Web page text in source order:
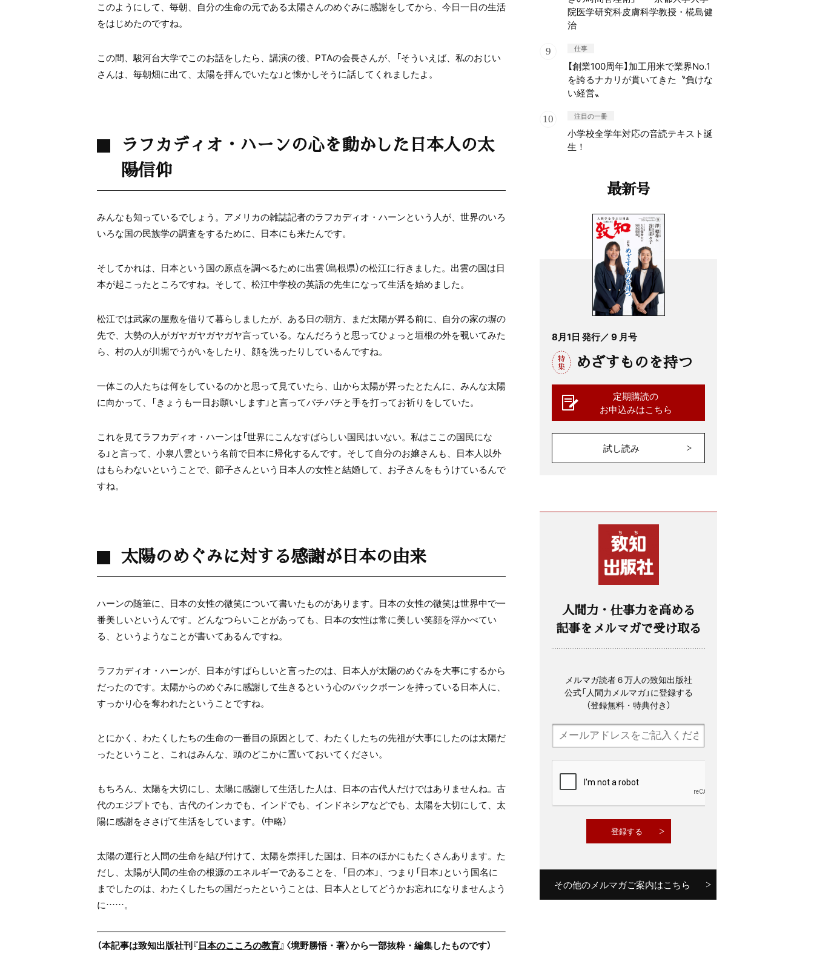
このようにして、毎朝、自分の生命の元である太陽さんのめぐみに感謝をしてから、今日一日の生活
をはじめたのですね。
この間、駿河台大学でこのお話をしたら、講演の後、 PTAの会長さんが、「そういえば、私のおじい
さんは、毎朝畑に出て、太陽を拝んでいたな」と懐かしそうに話してくれましたよ。
ラフカディオ・ハーンの心を動かした日本人の太
陽信仰
みんなも知っているでしょう。アメリカの雑誌記者のラフカディオ・ハーンという人が、世界のいろ
いろな国の民族学の調査をするために、日本にも来たんです。
そしてかれは、日本という国の原点を調べるために出雲（島根県）の松江に行きました。出雲の国は日
本が起こったところですね。そして、松江中学校の英語の先生になって生活を始めました。
松江では武家の屋敷を借りて暮らしましたが、ある日の朝方、まだ太陽が昇る前に、自分の家の塀の
先で、大勢の人がガヤガヤガヤガヤ言っている。なんだろうと思ってひょっと垣根の外を覗いてみた
ら、村の人が川堀でうがいをしたり、顔を洗ったりしているんですね。
一体この人たちは何をしているのかと思って見ていたら、山から太陽が昇ったとたんに、みんな太陽
に向かって、「きょうも一日お願いします」と言ってパチパチと手を打ってお祈りをしていた。
これを見てラフカディオ・ハーンは「世界にこんなすばらしい国民はいない。私はここの国民にな
る」と言って、小泉八雲という名前で日本に帰化するんです。そして自分のお嬢さんも、日本人以外
はもらわないということで、節子さんという日本人の女性と結婚して、お子さんをもうけているんで
すね。
太陽のめぐみに対する感謝が日本の由来
ハーンの随筆に、日本の女性の微笑について書いたものがあります。日本の女性の微笑は世界中で一
番美しいというんです。どんなつらいことがあっても、日本の女性は常に美しい笑顔を浮かべてい
る、というようなことが書いてあるんですね。
ラフカディオ・ハーンが、日本がすばらしいと言ったのは、日本人が太陽のめぐみを大事にするから
だったのです。太陽からのめぐみに感謝して生きるという心のバックボーンを持っている日本人に、
すっかり心を奪われたということですね。
とにかく、わたくしたちの生命の一番目の原因として、わたくしたちの先祖が大事にしたのは太陽だ
ったということ、これはみんな、頭のどこかに置いておいてください。
もちろん、太陽を大切にし、太陽に感謝して生活した人は、日本の古代人だけではありませんね。古
代のエジプトでも、古代のインカでも、インドでも、インドネシアなどでも、太陽を大切にして、太
陽に感謝をささげて生活をしています。（中略）
太陽の運行と人間の生命を結び付けて、太陽を崇拝した国は、日本のほかにもたくさんあります。た
だし、太陽が人間の生命の根源のエネルギーであることを、「日の本」、つまり「日本」という国名に
までしたのは、わたくしたちの国だったということは、日本人としてどうかお忘れになりませんよう
に……。
（本記事は致知出版社刊『日本のこころの教育』〈境野勝悟・著〉から一部抜粋・編集したものです）
院医学研究科皮膚科学教授・椛島健
治
仕事
【創業100周年】加工用米で業界No.1
を誇るナカリが貫いてきた〝負けな
い経営〟
注目の一冊
小学校全学年対応の音読テキスト誕
生！
最新号
8月1日 発行／ 9 月号
めざすものを持つ
定期購読の
お申込みはこちら
試し読み
人間力・仕事力を高める
記事をメルマガで受け取る
メルマガ読者６万人の致知出版社
公式「人間力メルマガ」に登録する
（登録無料・特典付き）
その他のメルマガご案内はこちら